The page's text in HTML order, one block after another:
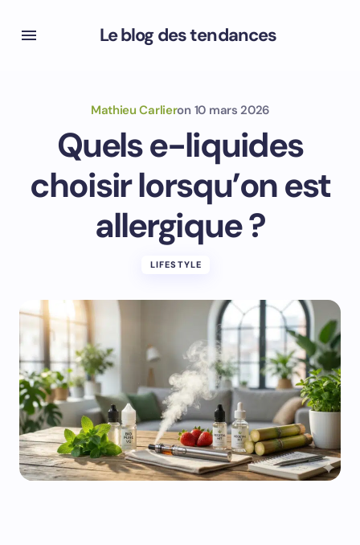
Le blog des tendances
Mathieu Carlieron 10 mars 2026
Quels e-liquides
choisir lorsqu’on est
allergique ?
LIFESTYLE